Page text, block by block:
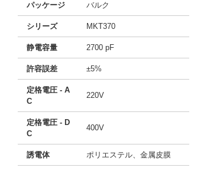
パッケージ バルク
シリーズ MKT370
静電容量 2700 pF
許容誤差 ±5%
定格電圧 - A
C
220V
定格電圧 - D
C
400V
誘電体 ポリエステル、金属皮膜